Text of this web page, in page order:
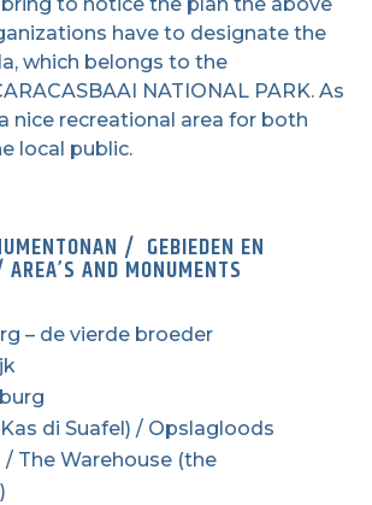
to notice the plan the above
have to designate the
which belongs to the
NATIONAL PARK. As
nice recreational area for both
local public.
/ GEBIEDEN EN
AND MONUMENTS
– de vierde broeder
di Suafel) / Opslagloods
/ The Warehouse (the